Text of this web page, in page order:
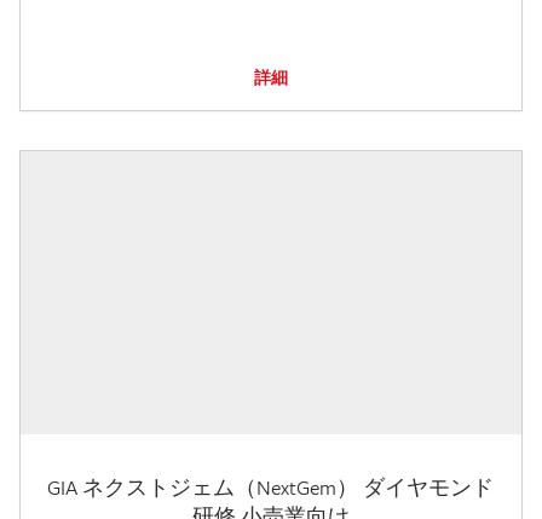
詳細
GIA ネクストジェム（NextGem） ダイヤモンド